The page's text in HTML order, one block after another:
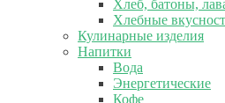
Хлеб, батоны,
Хлебные
Кулинарные изделия
Напитки
Вода
Энергетические
Кофе